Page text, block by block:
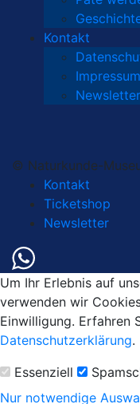
Kontakt
Impressum
Newsletter
© Naturkunde-
Kontakt
Ticketshop
Newsletter
Um Ihr Erlebnis auf
verwenden wir
Einwilligung. Erfahren
Datenschutzerklärung.
Essenziell
Nur notwendige